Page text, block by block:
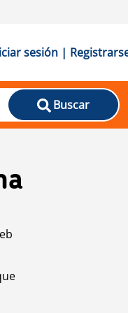
sesión |
Buscar